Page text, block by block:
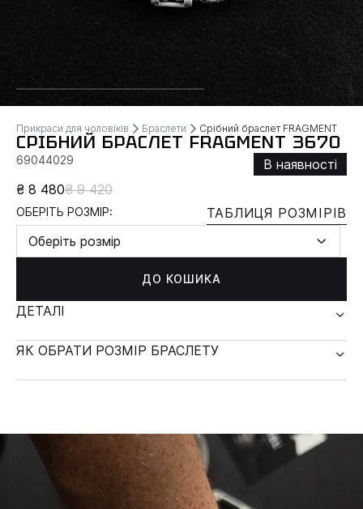
Прикраси для чоловіків Браслети Срібний браслет FRAGMENT
СРІБНИЙ БРАСЛЕТ FRAGMENT 3670
69044029
В наявності
₴ 8 480₴ 9 420
ОБЕРІТЬ РОЗМІР:
ТАБЛИЦЯ РОЗМІРІВ
Оберіть розмір
ДО КОШИКА
ДЕТАЛІ
ЯК ОБРАТИ РОЗМІР БРАСЛЕТУ